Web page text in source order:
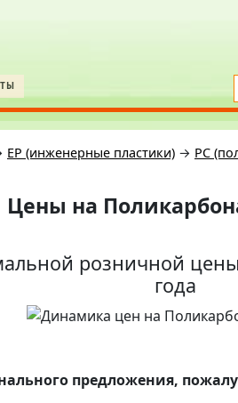
EP (инженерные пластики) → PC
Цены на
розничной цены
года
предложения,